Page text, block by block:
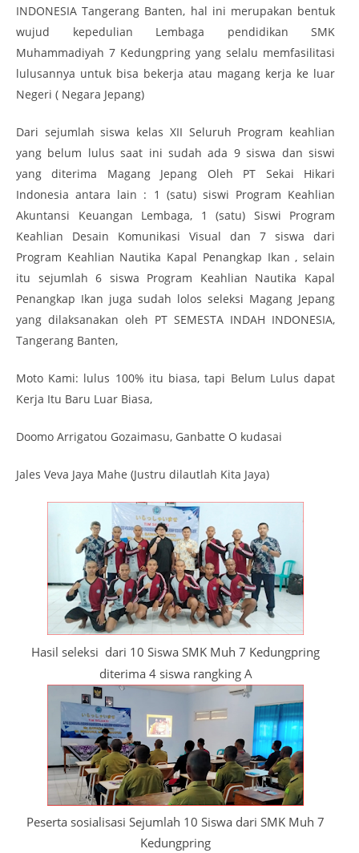
INDONESIA Tangerang Banten, hal ini merupakan bentuk
wujud kepedulian Lembaga pendidikan SMK
Muhammadiyah 7 Kedungpring yang selalu memfasilitasi
lulusannya untuk bisa bekerja atau magang kerja ke luar
Negeri ( Negara Jepang)
Dari sejumlah siswa kelas XII Seluruh Program keahlian
yang belum lulus saat ini sudah ada 9 siswa dan siswi
yang diterima Magang Jepang Oleh PT Sekai Hikari
Indonesia antara lain : 1 (satu) siswi Program Keahlian
Akuntansi Keuangan Lembaga, 1 (satu) Siswi Program
Keahlian Desain Komunikasi Visual dan 7 siswa dari
Program Keahlian Nautika Kapal Penangkap Ikan , selain
itu sejumlah 6 siswa Program Keahlian Nautika Kapal
Penangkap Ikan juga sudah lolos seleksi Magang Jepang
yang dilaksanakan oleh PT SEMESTA INDAH INDONESIA,
Tangerang Banten,
Moto Kami: lulus 100% itu biasa, tapi Belum Lulus dapat
Kerja Itu Baru Luar Biasa,
Doomo Arrigatou Gozaimasu, Ganbatte O kudasai
Jales Veva Jaya Mahe (Justru dilautlah Kita Jaya)
Hasil seleksi dari 10 Siswa SMK Muh 7 Kedungpring
diterima 4 siswa rangking A
Peserta sosialisasi Sejumlah 10 Siswa dari SMK Muh 7
Kedungpring